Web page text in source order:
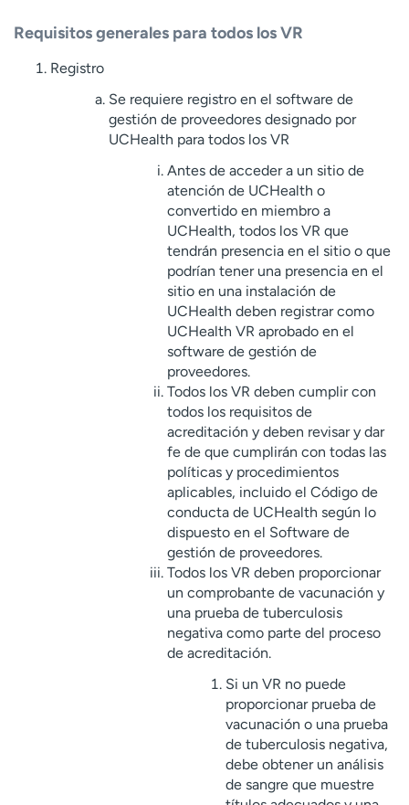
Requisitos generales para todos los VR
Registro
Se requiere registro en el software de
gestión de proveedores designado por
UCHealth para todos los VR
Antes de acceder a un sitio de
atención de UCHealth o
convertido en miembro a
UCHealth, todos los VR que
tendrán presencia en el sitio o que
podrían tener una presencia en el
sitio en una instalación de
UCHealth deben registrar como
UCHealth VR aprobado en el
software de gestión de
proveedores.
Todos los VR deben cumplir con
todos los requisitos de
acreditación y deben revisar y dar
fe de que cumplirán con todas las
políticas y procedimientos
aplicables, incluido el Código de
conducta de UCHealth según lo
dispuesto en el Software de
gestión de proveedores.
Todos los VR deben proporcionar
un comprobante de vacunación y
una prueba de tuberculosis
negativa como parte del proceso
de acreditación.
Si un VR no puede
proporcionar prueba de
vacunación o una prueba
de tuberculosis negativa,
debe obtener un análisis
de sangre que muestre